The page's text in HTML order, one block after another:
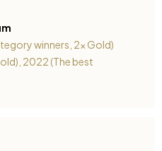
winners, 2x Gold)
2022 (The best